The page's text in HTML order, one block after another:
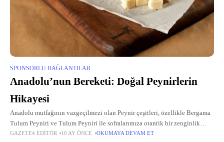
SPONSORLU BAĞLANTILAR
Anadolu’nun Bereketi: Doğal Peynirlerin
Hikayesi
Anadolu mutfağının vazgeçilmezi olan Peynir çeşitleri, özellikle Bergama
Tulum Peyniri ve Tulum Peyniri ile sofralarımıza otantik bir zenginlik
katıyor. Bu ürünler, verimli topraklardan gelen saf sütlerle, el emeği ve
GAZETE4 EDITÖR 10 AY ÖNCE OKUMAYA DEVAM ET